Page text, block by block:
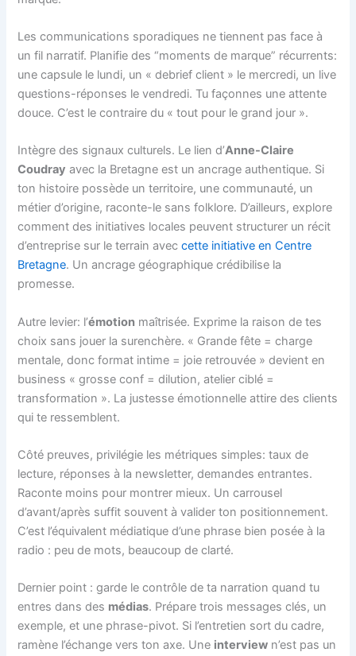
Les communications sporadiques ne tiennent pas face à
un fil narratif. Planifie des “moments de marque” récurrents:
une capsule le lundi, un « debrief client » le mercredi, un live
questions-réponses le vendredi. Tu façonnes une attente
douce. C’est le contraire du « tout pour le grand jour ».
Intègre des signaux culturels. Le lien d’Anne-Claire
Coudray avec la Bretagne est un ancrage authentique. Si
ton histoire possède un territoire, une communauté, un
métier d’origine, raconte-le sans folklore. D’ailleurs, explore
comment des initiatives locales peuvent structurer un récit
d’entreprise sur le terrain aveccette initiative en Centre
Bretagne. Un ancrage géographique crédibilise la
promesse.
Autre levier: l’émotion maîtrisée. Exprime la raison de tes
choix sans jouer la surenchère. « Grande fête = charge
mentale, donc format intime = joie retrouvée » devient en
business « grosse conf = dilution, atelier ciblé =
transformation ». La justesse émotionnelle attire des clients
qui te ressemblent.
Côté preuves, privilégie les métriques simples: taux de
lecture, réponses à la newsletter, demandes entrantes.
Raconte moins pour montrer mieux. Un carrousel
d’avant/après suffit souvent à valider ton positionnement.
C’est l’équivalent médiatique d’une phrase bien posée à la
radio : peu de mots, beaucoup de clarté.
Dernier point : garde le contrôle de ta narration quand tu
entres dans des médias. Prépare trois messages clés, un
exemple, et une phrase-pivot. Si l’entretien sort du cadre,
ramène l’échange vers ton axe. Une interview n’est pas un